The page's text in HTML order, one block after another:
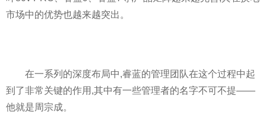
市场中的优势也越来越突出。
在一系列的深度布局中,睿蓝的管理团队在这个过程中起
到了非常关键的作用,其中有一些管理者的名字不可不提——
他就是周宗成。